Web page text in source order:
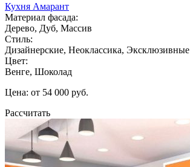
Кухня Амарант
Материал фасада:
Дерево, Дуб, Массив
Стиль:
Дизайнерские, Неоклассика, Эксклюзивные
Цвет:
Венге, Шоколад
Цена: от 54 000 руб.
Рассчитать